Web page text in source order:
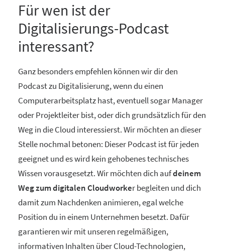
Für wen ist der
Digitalisierungs-Podcast
interessant?
Ganz besonders empfehlen können wir dir den
Podcast zu Digitalisierung, wenn du einen
Computerarbeitsplatz hast, eventuell sogar Manager
oder Projektleiter bist, oder dich grundsätzlich für den
Weg in die Cloud interessierst. Wir möchten an dieser
Stelle nochmal betonen: Dieser Podcast ist für jeden
geeignet und es wird kein gehobenes technisches
Wissen vorausgesetzt. Wir möchten dich aufdeinem
Weg zum digitalen Cloudworker begleiten und dich
damit zum Nachdenken animieren, egal welche
Position du in einem Unternehmen besetzt. Dafür
garantieren wir mit unseren regelmäßigen,
informativen Inhalten über Cloud-Technologien,